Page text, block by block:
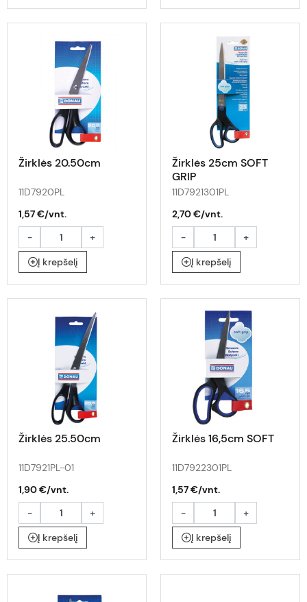
Žirklės 20.50cm
11D7920PL
1,57 €/vnt.
-
+
Į krepšelį
Žirklės 25cm SOFT
GRIP
11D7921301PL
2,70 €/vnt.
-
+
Į krepšelį
Žirklės 25.50cm
11D7921PL-01
1,90 €/vnt.
-
+
Į krepšelį
Žirklės 16,5cm SOFT
11D7922301PL
1,57 €/vnt.
-
+
Į krepšelį